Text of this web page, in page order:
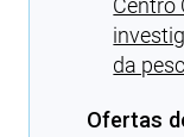
Centro
da
Ofertas